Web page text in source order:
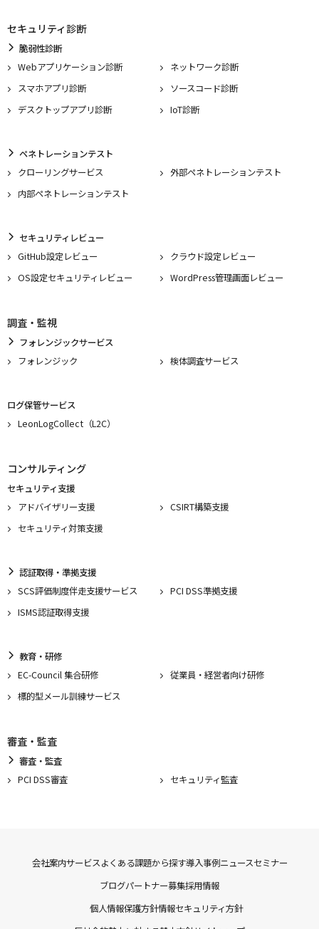
セキュリティ診断
脆弱性診断
Webアプリケーション診断
ネットワーク診断
スマホアプリ診断
ソースコード診断
デスクトップアプリ診断
IoT診断
ペネトレーションテスト
クローリングサービス
外部ペネトレーションテスト
内部ペネトレーションテスト
セキュリティレビュー
GitHub設定レビュー
クラウド設定レビュー
OS設定セキュリティレビュー
WordPress管理画面レビュー
調査・監視
フォレンジックサービス
フォレンジック
検体調査サービス
ログ保管サービス
LeonLogCollect（L2C）
コンサルティング
セキュリティ支援
アドバイザリー支援
CSIRT構築支援
セキュリティ対策支援
認証取得・準拠支援
SCS評価制度伴走支援サービス
PCI DSS準拠支援
ISMS認証取得支援
教育・研修
EC-Council 集合研修
従業員・経営者向け研修
標的型メール訓練サービス
審査・監査
審査・監査
PCI DSS審査
セキュリティ監査
会社案内サービスよくある課題から探す導入事例ニュースセミナー
ブログパートナー募集採用情報
個人情報保護方針情報セキュリティ方針